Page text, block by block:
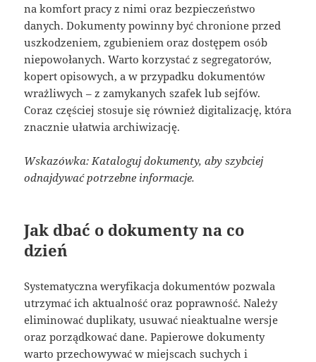
na komfort pracy z nimi oraz bezpieczeństwo
danych. Dokumenty powinny być chronione przed
uszkodzeniem, zgubieniem oraz dostępem osób
niepowołanych. Warto korzystać z segregatorów,
kopert opisowych, a w przypadku dokumentów
wrażliwych – z zamykanych szafek lub sejfów.
Coraz częściej stosuje się również digitalizację, która
znacznie ułatwia archiwizację.
Wskazówka: Kataloguj dokumenty, aby szybciej
odnajdywać potrzebne informacje.
Jak dbać o dokumenty na co
dzień
Systematyczna weryfikacja dokumentów pozwala
utrzymać ich aktualność oraz poprawność. Należy
eliminować duplikaty, usuwać nieaktualne wersje
oraz porządkować dane. Papierowe dokumenty
warto przechowywać w miejscach suchych i